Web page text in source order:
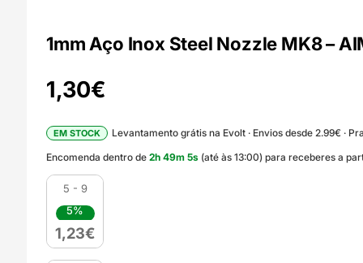
1mm Aço Inox Steel Nozzle MK8 –
1,30€
EM STOCK
Levantamento grátis na Evolt · Envios desde 2.99€ ·
Encomenda dentro de2h49m3s(até às 13:00) para receberes a
5 - 9
5%
1,23€